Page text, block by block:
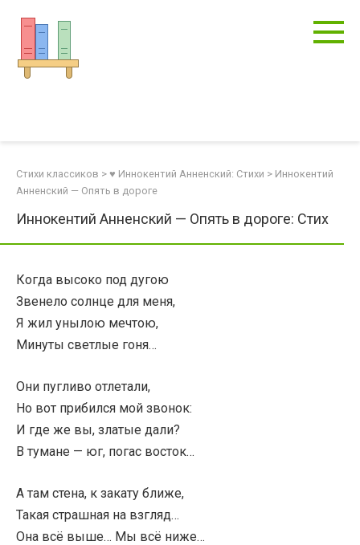
контенту
Стихи классиков > ♥ Иннокентий Анненский: Стихи > Иннокентий
Анненский — Опять в дороге
Иннокентий Анненский — Опять в дороге: Стих
Когда высоко под дугою
Звенело солнце для меня,
Я жил унылою мечтою,
Минуты светлые гоня…
Они пугливо отлетали,
Но вот прибился мой звонок:
И где же вы, златые дали?
В тумане — юг, погас восток…
А там стена, к закату ближе,
Такая страшная на взгляд…
Она всё выше… Мы всё ниже…